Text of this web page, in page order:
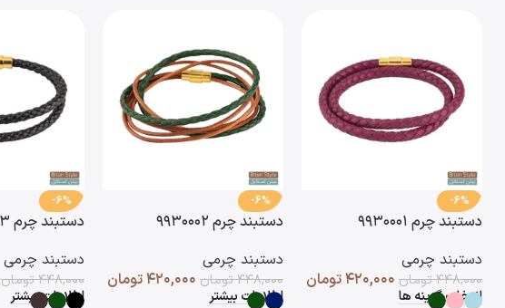
-6%
دستبند چرم ۹۹۳۰۰۰۱
دستبند چرمی
۴۴۸,۰۰۰تومان ۴۲۰,۰۰۰تومان
انتخاب گزینه ها
-6%
دستبند چرم ۹۹۳۰۰۰۲
دستبند چرمی
۴۴۸,۰۰۰تومان ۴۲۰,۰۰۰تومان
اطلاعات بیشتر
-6%
دستبند چرم ۹۹۳۰۰۰۳
دستبند چرمی
۴۴۸,۰۰۰تومان
اطلاعات بیشتر